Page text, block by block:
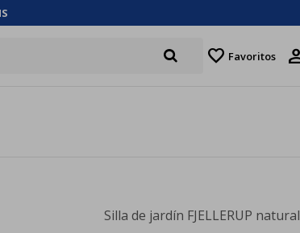
favorite Favoritos
Silla de jardín FJELLERUP natural